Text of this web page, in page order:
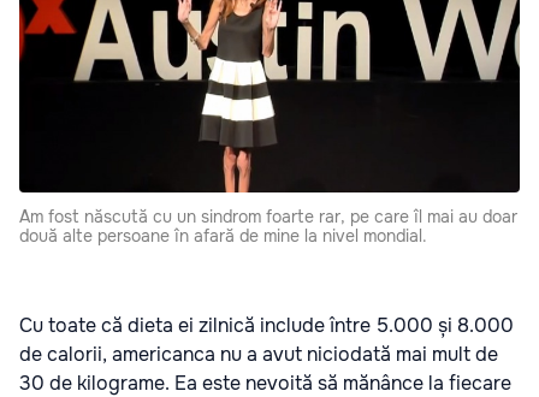
Am fost născută cu un sindrom foarte rar, pe care îl mai au doar
două alte persoane în afară de mine la nivel mondial.
Cu toate că dieta ei zilnică include între 5.000 și 8.000
de calorii, americanca nu a avut niciodată mai mult de
30 de kilograme. Ea este nevoită să mănânce la fiecare